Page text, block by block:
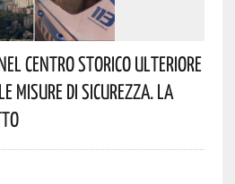
Centro Storico Ulteriore
Misure Di Sicurezza. La